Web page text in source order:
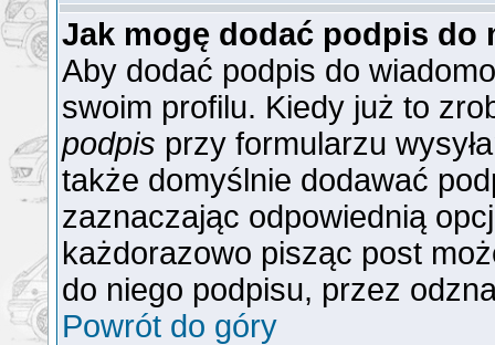
Jak mogę dodać podpis do
Aby dodać podpis do
swoim profilu. Kiedy już to
podpis przy formularzu
także domyślnie dodawać
zaznaczając odpowiednią
każdorazowo pisząc post
do niego podpisu, przez
Powrót do góry